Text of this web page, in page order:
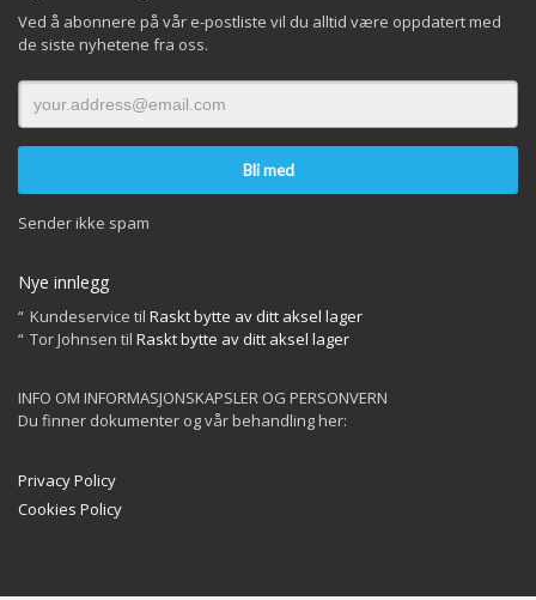
Ved å abonnere på vår e-postliste vil du alltid være oppdatert med
de siste nyhetene fra oss.
Sender ikke spam
Nye innlegg
Kundeservice til Raskt bytte av ditt aksel lager
Tor Johnsen til Raskt bytte av ditt aksel lager
INFO OM INFORMASJONSKAPSLER OG PERSONVERN
Du finner dokumenter og vår behandling her:
Privacy Policy
Cookies Policy